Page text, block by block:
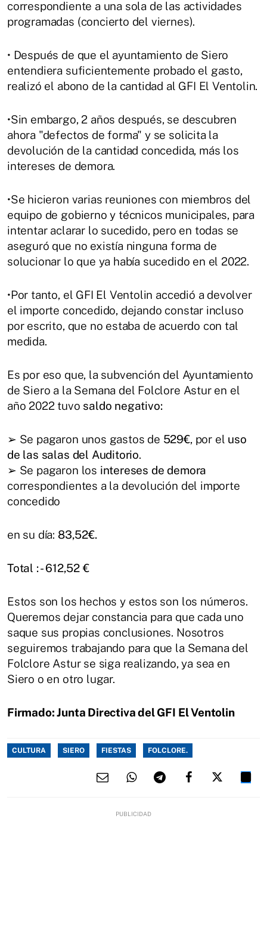
correspondiente a una sola de las actividades
programadas (concierto del viernes).
• Después de que el ayuntamiento de Siero
entendiera suficientemente probado el gasto,
realizó el abono de la cantidad al GFI El Ventolin.
•Sin embargo, 2 años después, se descubren
ahora "defectos de forma" y se solicita la
devolución de la cantidad concedida, más los
intereses de demora.
•Se hicieron varias reuniones con miembros del
equipo de gobierno y técnicos municipales, para
intentar aclarar lo sucedido, pero en todas se
aseguró que no existía ninguna forma de
solucionar lo que ya había sucedido en el 2022.
•Por tanto, el GFI El Ventolin accedió a devolver
el importe concedido, dejando constar incluso
por escrito, que no estaba de acuerdo con tal
medida.
Es por eso que, la subvención del Ayuntamiento
de Siero a la Semana del Folclore Astur en el
año 2022 tuvo saldo negativo:
➢ Se pagaron unos gastos de 529€, por el uso
de las salas del Auditorio.
➢ Se pagaron los intereses de demora
correspondientes a la devolución del importe
concedido
en su día: 83,52€.
Total :-612,52 €
Estos son los hechos y estos son los números.
Queremos dejar constancia para que cada uno
saque sus propias conclusiones. Nosotros
seguiremos trabajando para que la Semana del
Folclore Astur se siga realizando, ya sea en
Siero o en otro lugar.
Firmado: Junta Directiva del GFI El Ventolin
CULTURA SIERO FIESTAS FOLCLORE.